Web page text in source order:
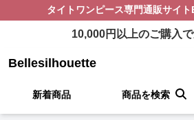
タイトワンピース専門通販サイト
10,000円以上のご購入
Bellesilhouette
新着商品 商品を検索